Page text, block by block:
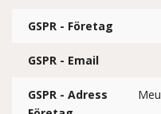
GSPR - Företag
GSPR - Email
GSPR - Adress